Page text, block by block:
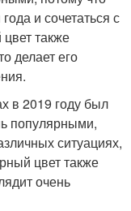
и сочетаться с
также
делает его
в 2019 году был
популярными,
ситуациях,
цвет также
очень